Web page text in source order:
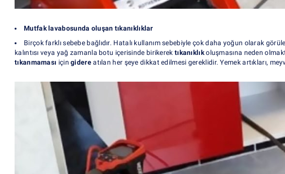
Mutfak lavabosunda oluşan tıkanıklıklar
Birçok farklı sebebe bağlıdır. Hatalı kullanım sebebiyle çok daha yoğun olarak
kalıntısı veya yağ zamanla botu içerisinde birikerek tıkanıklıkoluşmasına neden
tıkanmaması içingidereatılan her şeye dikkat edilmesi gereklidir. Yemek artıkları,